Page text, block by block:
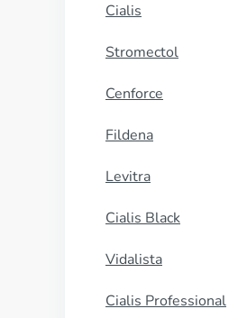
Cialis
Stromectol
Cenforce
Fildena
Levitra
Cialis Black
Vidalista
Cialis Professional